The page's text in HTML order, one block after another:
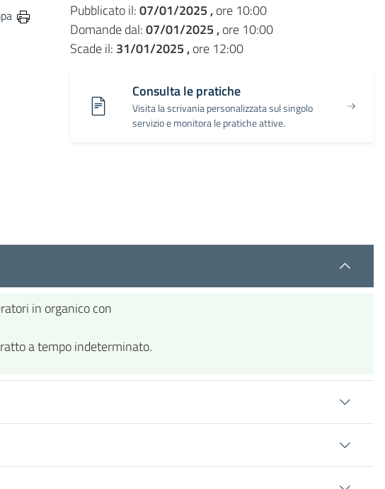
Pubblicato il:07/01/2025 ,ore 10:00
Domande dal:07/01/2025 ,ore 10:00
Scade il: 31/01/2025 ,ore 12:00
Consulta le pratiche
Visita la scrivania personalizzata sul singolo
servizio e monitora le pratiche attive.
in organico con
a tempo indeterminato.